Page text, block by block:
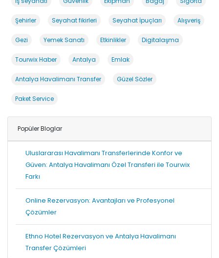
Şehirler Seyahat fikirleri Seyahat İpuçları Alışveriş
Gezi Yemek Sanatı Etkinlikler Digitalaşma
Tourwix Haber Antalya Emlak
Antalya Havalimanı Transfer Güzel Sözler
Paket Service
Popüler Bloglar
Uluslararası Havalimanı Transferlerinde Konfor ve
Güven: Antalya Havalimanı Özel Transferi ile Tourwix
Farkı
Online Rezervasyon: Avantajları ve Profesyonel
Çözümler
Ethno Hotel Rezervasyon ve Antalya Havalimanı
Transfer Çözümleri